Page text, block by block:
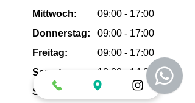
Mittwoch:
Donnerstag:
Freitag:
Samstag:
Sonntag:
09:00 - 17:00
09:00 - 17:00
09:00 - 17:00
10:00 - 14:00
geschlossen